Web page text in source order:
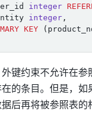
integer
integer ,
KEY (
键约束不允许在参
的条目。但是，如
后再将被参照表的